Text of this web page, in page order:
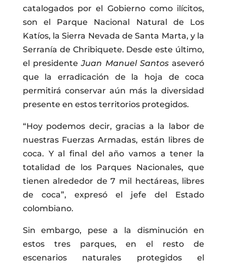
catalogados por el Gobierno como ilícitos,
son el Parque Nacional Natural de Los
Katíos, la Sierra Nevada de Santa Marta, y la
Serranía de Chribiquete. Desde este último,
el presidenteJuan Manuel Santosaseveró
que la erradicación de la hoja de coca
permitirá conservar aún más la diversidad
presente en estos territorios protegidos.
“Hoy podemos decir, gracias a la labor de
nuestras Fuerzas Armadas, están libres de
coca. Y al final del año vamos a tener la
totalidad de los Parques Nacionales, que
tienen alrededor de 7 mil hectáreas, libres
de coca”, expresó el jefe del Estado
colombiano.
Sin embargo, pese a la disminución en
estos tres parques, en el resto de
escenarios naturales protegidos el